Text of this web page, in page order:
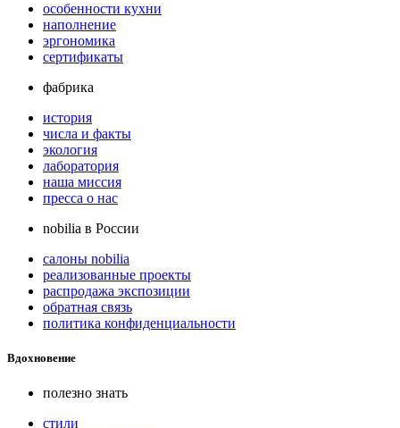
особенности кухни
наполнение
эргономика
сертификаты
фабрика
история
числа и факты
экология
лаборатория
наша миссия
пресса о нас
nobilia в России
салоны nobilia
реализованные проекты
распродажа экспозиции
обратная связь
политика конфиденциальности
Вдохновение
полезно знать
стили